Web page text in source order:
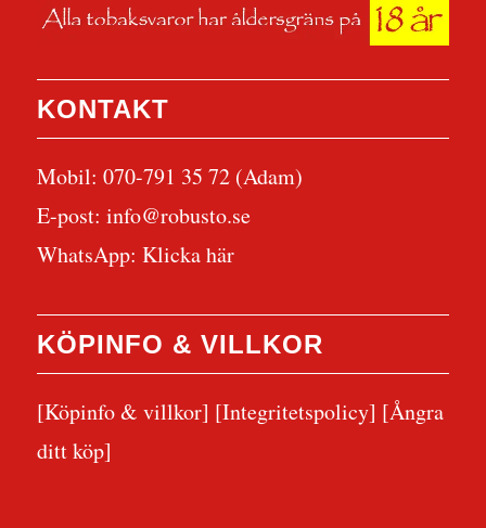
KONTAKT
Mobil: 070-791 35 72 (Adam)
E-post: info@robusto.se
WhatsApp: Klicka här
KÖPINFO & VILLKOR
[Köpinfo & villkor] [Integritetspolicy] [Ångra
ditt köp]